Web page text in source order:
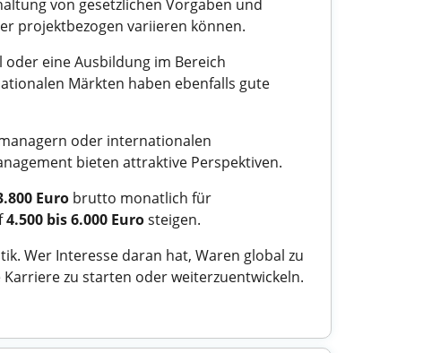
von gesetzlichen Vorgaben und
projektbezogen variieren können.
eine Ausbildung im Bereich
Märkten haben ebenfalls gute
oder internationalen
bieten attraktive Perspektiven.
Euro brutto monatlich für
4.500 bis 6.000 Eurosteigen.
Wer Interesse daran hat, Waren global zu
zu starten oder weiterzuentwickeln.